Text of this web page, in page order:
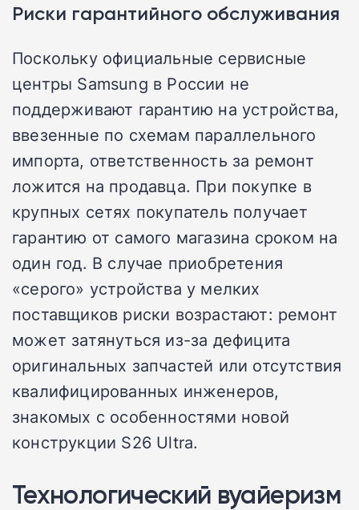
Риски гарантийного обслуживания
Поскольку официальные сервисные
центры Samsung в России не
поддерживают гарантию на устройства,
ввезенные по схемам параллельного
импорта, ответственность за ремонт
ложится на продавца. При покупке в
крупных сетях покупатель получает
гарантию от самого магазина сроком на
один год. В случае приобретения
«серого» устройства у мелких
поставщиков риски возрастают: ремонт
может затянуться из-за дефицита
оригинальных запчастей или отсутствия
квалифицированных инженеров,
знакомых с особенностями новой
конструкции S26 Ultra.
Технологический вуайеризм